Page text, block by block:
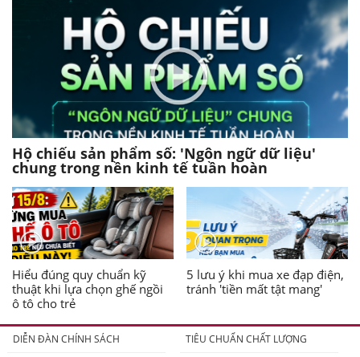
Hộ chiếu sản phẩm số: 'Ngôn ngữ dữ liệu'
chung trong nền kinh tế tuần hoàn
Hiểu đúng quy chuẩn kỹ
thuật khi lựa chọn ghế ngồi
ô tô cho trẻ
5 lưu ý khi mua xe đạp điện,
tránh 'tiền mất tật mang'
DIỄN ĐÀN CHÍNH SÁCH
TIÊU CHUẨN CHẤT LƯỢNG